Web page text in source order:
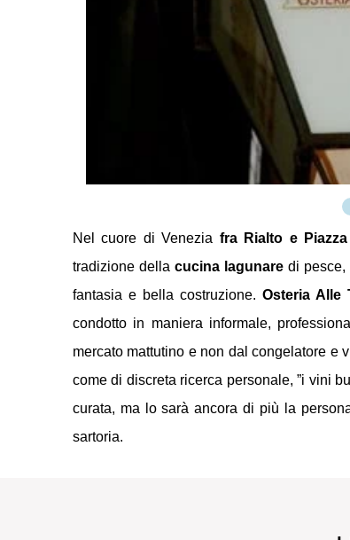
Nel cuore di Venezia fra Rialto e
tradizione della cucina lagunaredi pesce,
fantasia e bella costruzione. Osteria Alle
condotto in maniera informale,
mercato mattutino e non dal congelatore e
come di discreta ricerca personale, ”i vini
curata, ma lo sarà ancora di più la
sartoria.